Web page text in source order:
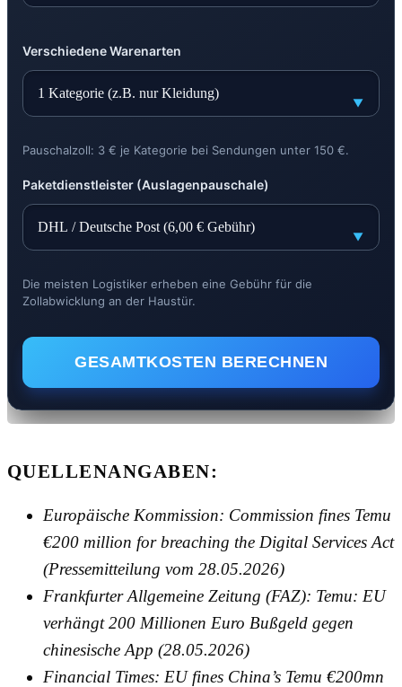
Verschiedene Warenarten
Pauschalzoll: 3 € je Kategorie bei Sendungen unter 150 €.
Paketdienstleister (Auslagenpauschale)
Die meisten Logistiker erheben eine Gebühr für die
Zollabwicklung an der Haustür.
GESAMTKOSTEN BERECHNEN
QUELLENANGABEN:
Europäische Kommission: Commission fines Temu
€200 million for breaching the Digital Services Act
(Pressemitteilung vom 28.05.2026)
Frankfurter Allgemeine Zeitung (FAZ): Temu: EU
verhängt 200 Millionen Euro Bußgeld gegen
chinesische App (28.05.2026)
Financial Times: EU fines China’s Temu €200mn